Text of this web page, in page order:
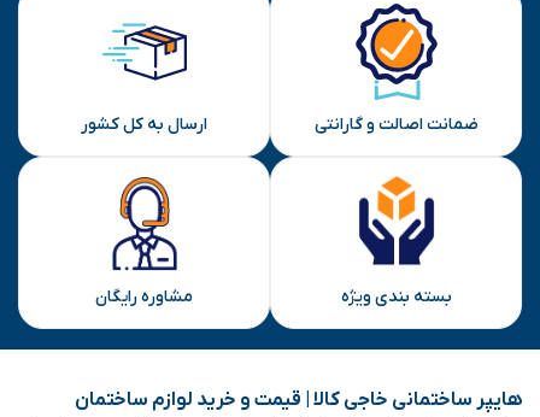
ضمانت اصالت و گارانتی ارسال به کل کشور
بسته بندی ویژه مشاوره رایگان
هایپر ساختمانی خاجی‌ کالا | قیمت و خرید لوازم ساختمان